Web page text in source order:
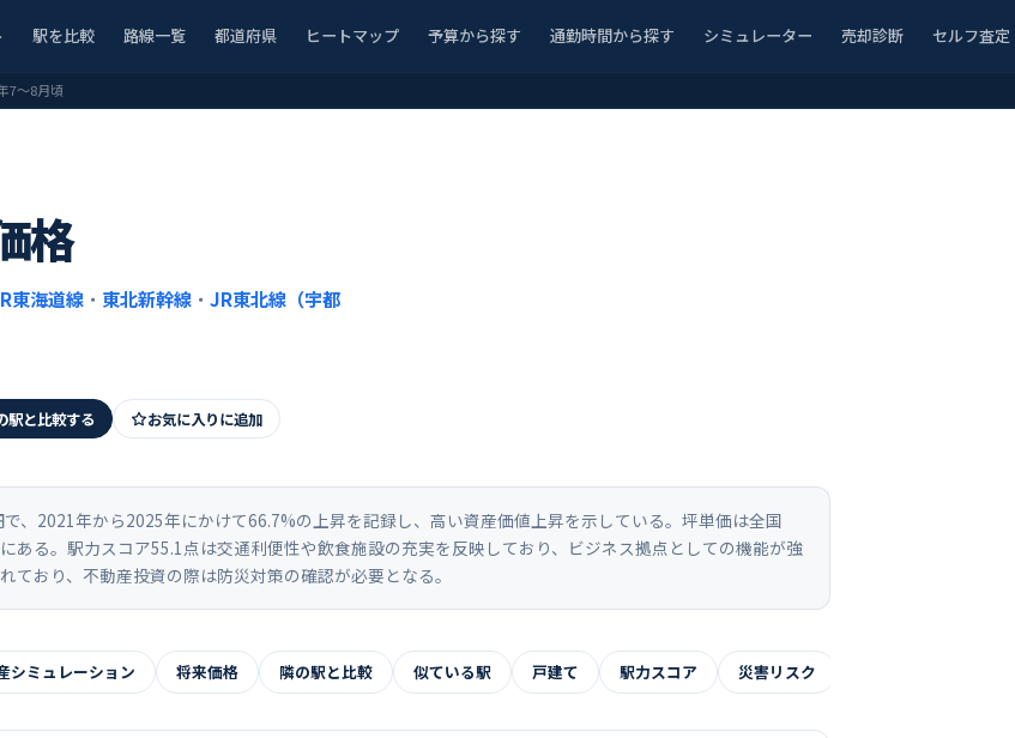
駅を比較 路線一覧 都道府県 ヒートマップ 予算から探す 通勤時間から探す シミュレーター 売却診断 セルフ査定
7〜8月頃
格
東海道線 ・ 東北新幹線 ・ JR東北線（宇都
駅と比較する お気に入りに追加
、2021年から2025年にかけて66.7%の上昇を記録し、高い資産価値上昇を示している。坪単価は全国
ある。駅力スコア55.1点は交通利便性や飲食施設の充実を反映しており、ビジネス拠点としての機能が強
おり、不動産投資の際は防災対策の確認が必要となる。
シミュレーション 将来価格 隣の駅と比較 似ている駅 戸建て 駅力スコア 災害リスク